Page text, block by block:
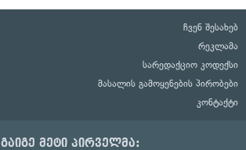
ჩვენ შესახებ
რეკლამა
სარედაქციო კოდექსი
მასალის გამოყენების პირობები
კონტაქტი
გაიგე მეტი პირველმა: